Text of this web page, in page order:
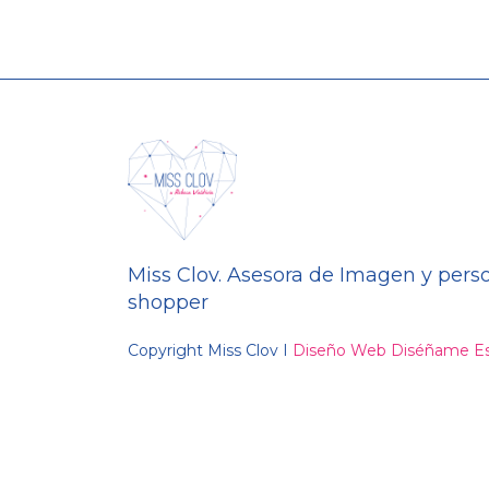
Miss Clov. Asesora de Imagen y
shopper
Copyright Miss Clov I Diseño Web Diséñame